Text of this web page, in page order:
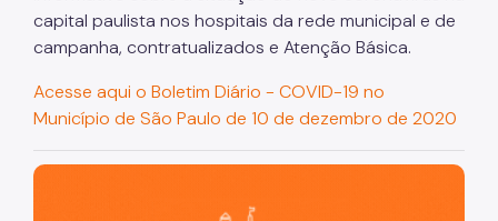
capital paulista nos hospitais da rede municipal e de
campanha, contratualizados e Atenção Básica.
Acesse aqui o Boletim Diário - COVID-19 no
Município de São Paulo de 10 de dezembro de 2020
São Paulo, cidade inteligente, resiliente e sustentável